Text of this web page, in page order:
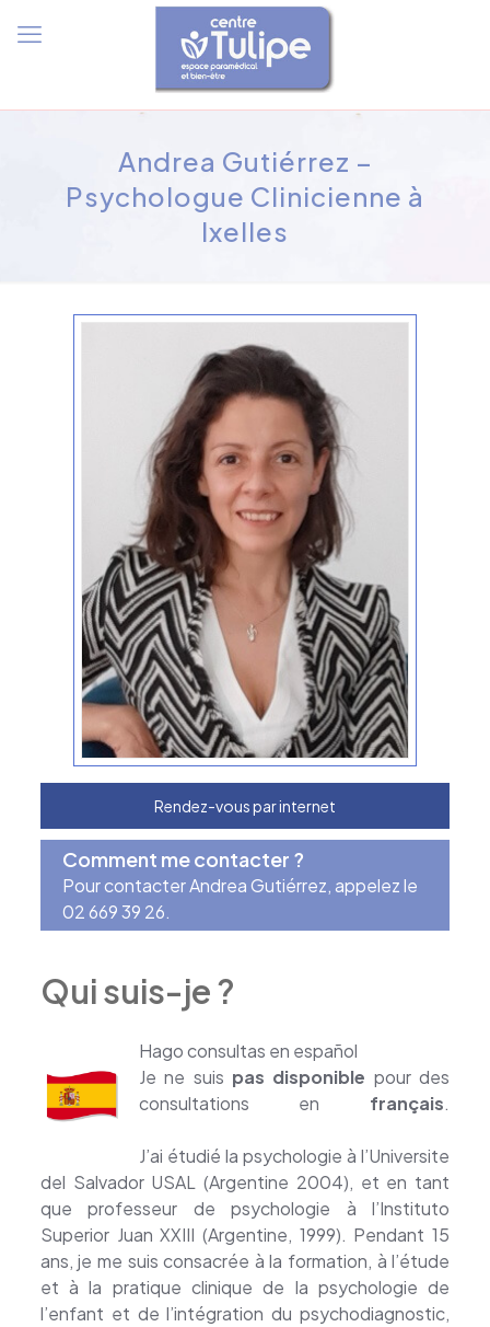
Andrea Gutiérrez –
Psychologue Clinicienne à
Ixelles
Qui suis-je ?
Hago consultas en español
Je ne suis pas disponible pour des
consultations en français.
J’ai étudié la psychologie à l’Universite
del Salvador USAL (Argentine 2004), et en tant
que professeur de psychologie à l’Instituto
Superior Juan XXIII (Argentine, 1999). Pendant 15
ans, je me suis consacrée à la formation, à l’étude
et à la pratique clinique de la psychologie de
l’enfant et de l’intégration du psychodiagnostic,
Rendez-vous par internet
Comment me contacter ?
Pour contacter Andrea Gutiérrez, appelez le
02 669 39 26.